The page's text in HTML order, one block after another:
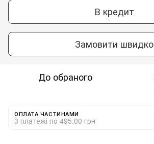
В кредит
Замовити швидко
До обраного
ОПЛАТА ЧАСТИНАМИ
3 платежі по 495.00 грн